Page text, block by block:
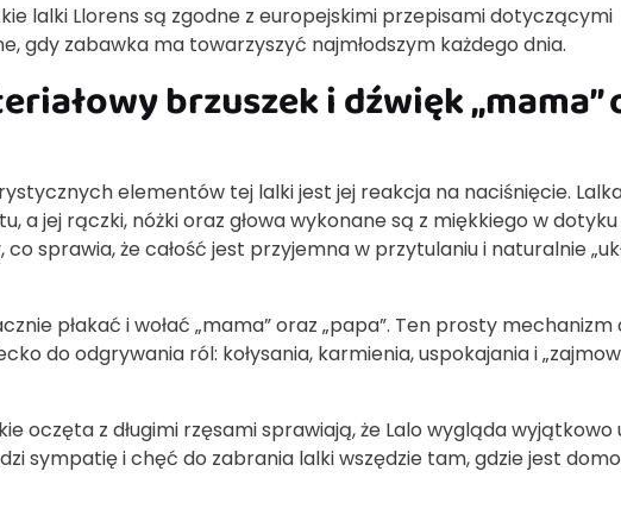
lalki Llorens są zgodne z europejskimi przepisami dotyczącymi
gdy zabawka ma towarzyszyć najmłodszym każdego dnia.
brzuszek i dźwięk „mama”
elementów tej lalki jest jej reakcja na naciśnięcie.
a jej rączki, nóżki oraz głowa wykonane są z miękkiego w dotyku
sprawia, że całość jest przyjemna w przytulaniu i naturalnie
płakać i wołać „mama” oraz „papa”. Ten prosty mechanizm
do odgrywania ról: kołysania, karmienia, uspokajania i
oczęta z długimi rzęsami sprawiają, że Lalo wygląda wyjątkowo
sympatię i chęć do zabrania lalki wszędzie tam, gdzie jest